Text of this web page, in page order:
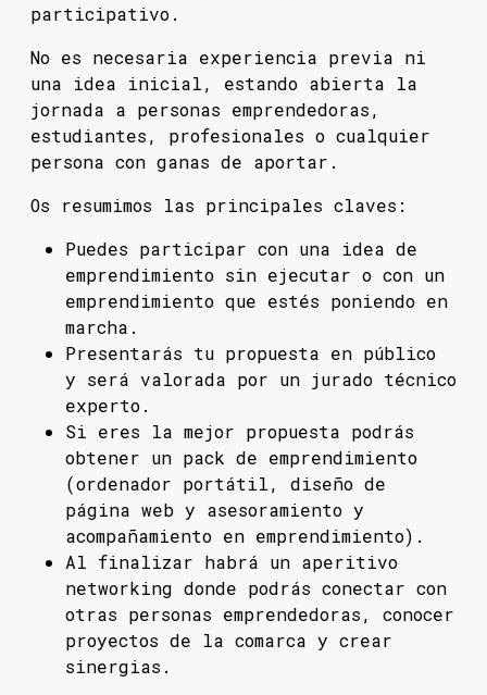
participativo.
No es necesaria experiencia previa ni
una idea inicial, estando abierta la
jornada a personas emprendedoras,
estudiantes, profesionales o cualquier
persona con ganas de aportar.
Os resumimos las principales claves:
Puedes participar con una idea de
emprendimiento sin ejecutar o con un
emprendimiento que estés poniendo en
marcha.
Presentarás tu propuesta en público
y será valorada por un jurado técnico
experto.
Si eres la mejor propuesta podrás
obtener un pack de emprendimiento
(ordenador portátil, diseño de
página web y asesoramiento y
acompañamiento en emprendimiento).
Al finalizar habrá un aperitivo
networking donde podrás conectar con
otras personas emprendedoras, conocer
proyectos de la comarca y crear
sinergias.